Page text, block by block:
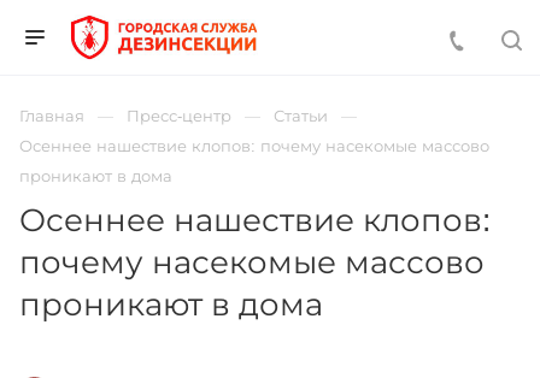
Главная Пресс-центр
Статьи
Осеннее нашествие клопов: почему насекомые массово
проникают в дома
Осеннее нашествие клопов:
почему насекомые массово
проникают в дома